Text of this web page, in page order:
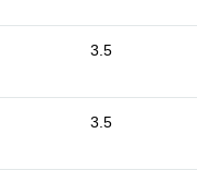
3.5
3.5